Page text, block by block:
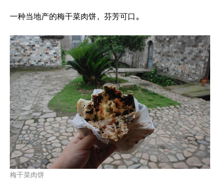
一种当地产的梅干菜肉饼，芬芳可口。
梅干菜肉饼